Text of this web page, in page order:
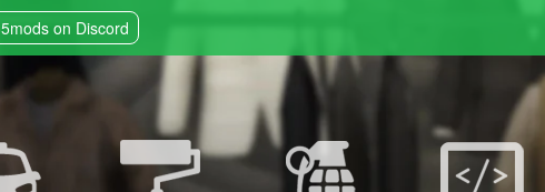
5mods on Discord